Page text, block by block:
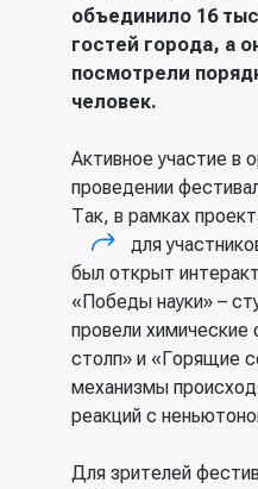
объединило 16
гостей города, а
посмотрели
человек.
Активное участие в
проведении
Так, в рамках
(внешняя ссылка)
для
был открыт
«Победы науки» –
провели
столп» и «Горящие
механизмы
реакций с
Для зрителей